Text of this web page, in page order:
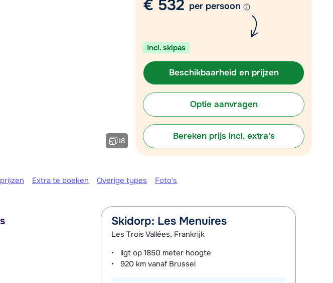
Mail naar info@chalet.be
18
€ 532 per persoon
Incl. skipas
Beschikbaarheid en prijzen
Optie aanvragen
Bereken prijs incl. extra's
Extra te boeken Overige types Foto's
Skidorp: Les Menuires
Les Trois Vallées, Frankrijk
ligt op1850 meter hoogte
920 km vanaf Brussel